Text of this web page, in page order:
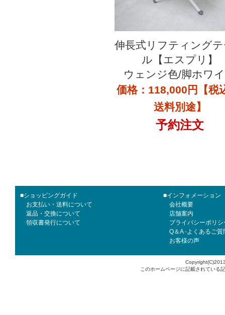
伸長式リフティング
ル【エスプリ】
ウェンジ色/脚ホワ
価格：118,000円【税
送料別途】
予約注文
■ショッピングガイド
お支払い・送料について
返品・交換について
領収書発行について
■インフォメーション
会社概要
店舗案内
プライバシーポリシ
Q＆A -よくあるご質
お客様の声
このホームページに記載されている